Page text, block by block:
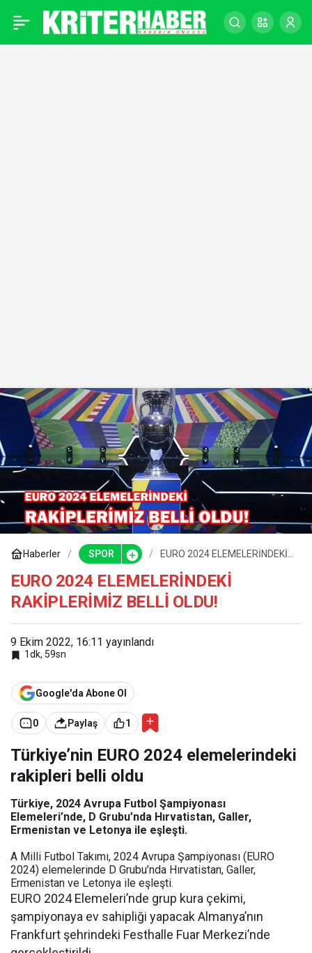
Haberler SPOR
EURO 2024 ELEMELERİNDEKİ
EURO 2024 ELEMELERİNDEKİ
RAKİPLERİMİZ BELLİ OLDU!
9 Ekim 2022, 16:11 yayınlandı
1dk, 59sn
Google'da Abone Ol
0 Paylaş 1
Türkiye’nin EURO 2024 elemelerindeki
rakipleri belli oldu
Türkiye, 2024 Avrupa Futbol Şampiyonası
Elemeleri’nde, D Grubu’nda Hırvatistan, Galler,
Ermenistan ve Letonya ile eşleşti.
A Milli Futbol Takımı, 2024 Avrupa Şampiyonası (EURO
2024) elemelerinde D Grubu’nda Hırvatistan, Galler,
Ermenistan ve Letonya ile eşleşti.
EURO 2024 Elemeleri’nde grup kura çekimi,
şampiyonaya ev sahipliği yapacak Almanya’nın
Frankfurt şehrindeki Festhalle Fuar Merkezi’nde
EURO 2024 0